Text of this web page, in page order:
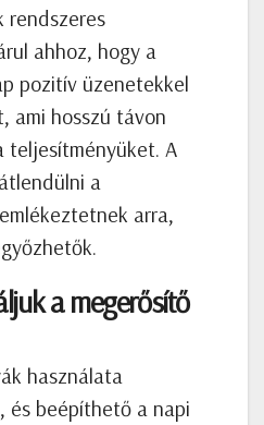
rendszeres
ahhoz, hogy a
pozitív üzenetekkel
ami hosszú távon
teljesítményüket. A
a
arra,
a megerősítő
használata
és beépíthető a napi